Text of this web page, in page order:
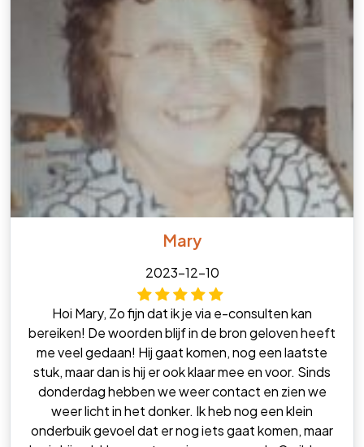
Mary
2023-12-10
Hoi Mary, Zo fijn dat ik je via e-consulten kan
bereiken! De woorden blijf in de bron geloven heeft
me veel gedaan! Hij gaat komen, nog een laatste
stuk, maar dan is hij er ook klaar mee en voor. Sinds
donderdag hebben we weer contact en zien we
weer licht in het donker. Ik heb nog een klein
onderbuik gevoel dat er nog iets gaat komen, maar